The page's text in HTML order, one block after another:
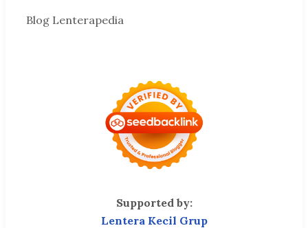
Blog Lenterapedia
Supported by:
Lentera Kecil Grup